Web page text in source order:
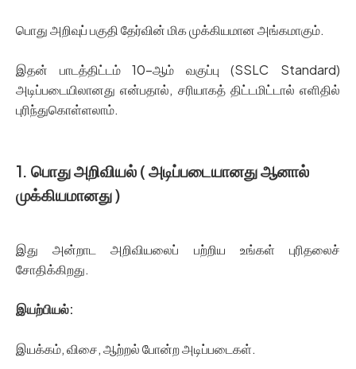
பொது அறிவுப் பகுதி தேர்வின் மிக முக்கியமான அங்கமாகும்.
இதன் பாடத்திட்டம் 10-ஆம் வகுப்பு (SSLC Standard)
அடிப்படையிலானது என்பதால், சரியாகத் திட்டமிட்டால் எளிதில்
புரிந்துகொள்ளலாம்.
1. பொது அறிவியல் ( அடிப்படையானது ஆனால்
முக்கியமானது )
இது அன்றாட அறிவியலைப் பற்றிய உங்கள் புரிதலைச்
சோதிக்கிறது.
இயற்பியல்:
இயக்கம், விசை, ஆற்றல் போன்ற அடிப்படைகள்.